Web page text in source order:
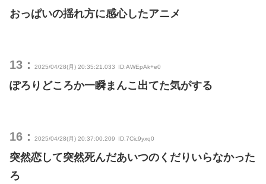
おっぱいの揺れ方に感心したアニメ
13： 2025/04/28(月) 20:35:21.033 ID:AWEpAk+e0
ぽろりどころか一瞬まんこ出てた気がする
16： 2025/04/28(月) 20:37:00.209 ID:7Cic9yxq0
突然恋して突然死んだあいつのくだりいらなかった
ろ